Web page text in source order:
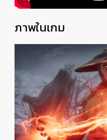
ภาพในเกม